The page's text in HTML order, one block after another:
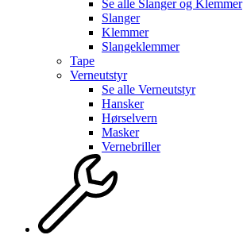
Se alle Slanger og Klemmer
Slanger
Klemmer
Slangeklemmer
Tape
Verneutstyr
Se alle Verneutstyr
Hansker
Hørselvern
Masker
Vernebriller